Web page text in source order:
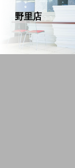
野里店